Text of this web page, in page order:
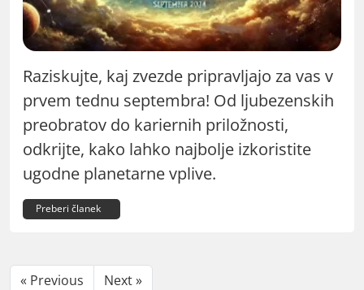
Raziskujte, kaj zvezde pripravljajo za vas v
prvem tednu septembra! Od ljubezenskih
preobratov do kariernih priložnosti,
odkrijte, kako lahko najbolje izkoristite
ugodne planetarne vplive.
Preberi članek
« Previous Next »